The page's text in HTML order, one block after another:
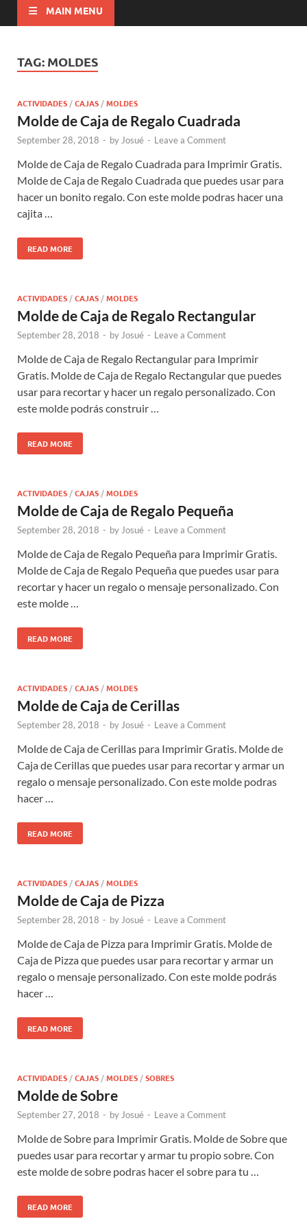
MAIN MENU
TAG: MOLDES
ACTIVIDADES /CAJAS /MOLDES
Molde de Caja de Regalo Cuadrada
September 28, 2018 - by Josué - Leave a Comment
Molde de Caja de Regalo Cuadrada para Imprimir Gratis.
Molde de Caja de Regalo Cuadrada que puedes usar para
hacer un bonito regalo. Con este molde podras hacer una
cajita …
READ MORE
ACTIVIDADES /CAJAS /MOLDES
Molde de Caja de Regalo Rectangular
September 28, 2018 - by Josué - Leave a Comment
Molde de Caja de Regalo Rectangular para Imprimir
Gratis. Molde de Caja de Regalo Rectangular que puedes
usar para recortar y hacer un regalo personalizado. Con
este molde podrás construir …
READ MORE
ACTIVIDADES /CAJAS /MOLDES
Molde de Caja de Regalo Pequeña
September 28, 2018 - by Josué - Leave a Comment
Molde de Caja de Regalo Pequeña para Imprimir Gratis.
Molde de Caja de Regalo Pequeña que puedes usar para
recortar y hacer un regalo o mensaje personalizado. Con
este molde …
READ MORE
ACTIVIDADES /CAJAS /MOLDES
Molde de Caja de Cerillas
September 28, 2018 - by Josué - Leave a Comment
Molde de Caja de Cerillas para Imprimir Gratis. Molde de
Caja de Cerillas que puedes usar para recortar y armar un
regalo o mensaje personalizado. Con este molde podras
hacer …
READ MORE
ACTIVIDADES /CAJAS /MOLDES
Molde de Caja de Pizza
September 28, 2018 - by Josué - Leave a Comment
Molde de Caja de Pizza para Imprimir Gratis. Molde de
Caja de Pizza que puedes usar para recortar y armar un
regalo o mensaje personalizado. Con este molde podrás
hacer …
READ MORE
ACTIVIDADES /CAJAS /MOLDES /SOBRES
Molde de Sobre
September 27, 2018 - by Josué - Leave a Comment
Molde de Sobre para Imprimir Gratis. Molde de Sobre que
puedes usar para recortar y armar tu propio sobre. Con
este molde de sobre podras hacer el sobre para tu …
READ MORE